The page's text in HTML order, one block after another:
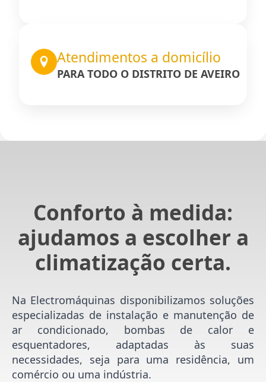
Atendimentos a domicílio
PARA TODO O DISTRITO DE AVEIRO
Conforto à medida:
ajudamos a escolher a
climatização certa.
Na Electromáquinas disponibilizamos soluções
especializadas de instalação e manutenção de
ar condicionado, bombas de calor e
esquentadores, adaptadas às suas
necessidades, seja para uma residência, um
comércio ou uma indústria.